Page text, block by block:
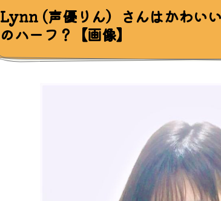
Lynn (声優りん）さんはかわい
のハーフ？【画像】